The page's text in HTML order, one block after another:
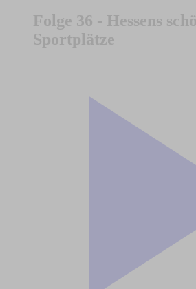
Folge 36 - Hessens
Sportplätze